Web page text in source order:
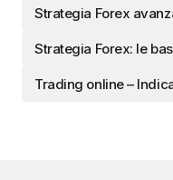
Strategia Forex
Strategia Forex: le
Trading online –